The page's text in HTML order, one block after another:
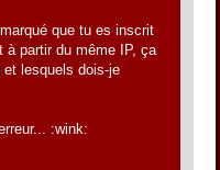
que tu es inscrit
à partir du même IP, ça
lesquels dois-je
:wink: